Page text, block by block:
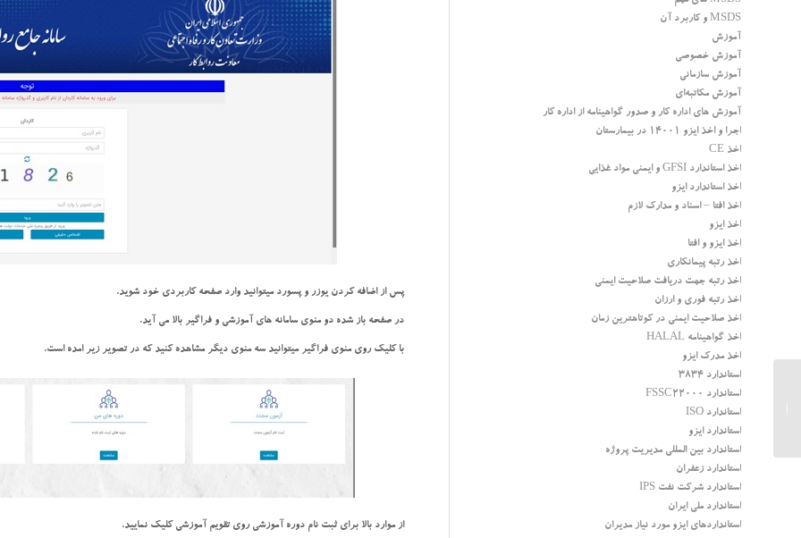
پس از اضافه کردن یوزر و پسورد میتوانید وارد صفحه کاربردی خود شوید.
در صفحه باز شده دو منوی سامانه های آموزشی و فراگیر بالا می آید.
با کلیک روی منوی فراگیر میتوانید سه منوی دیگر مشاهده کنید که در تصویر زیر امده است.
از موارد بالا برای ثبت نام دوره آموزشی روی تقویم آموزشی کلیک نمایید.
MSDS و کاربرد آن
آموزش
آموزش خصوصی
آموزش سازمانی
آموزش مکاتبه‌ای
آموزش های اداره کار و صدور گواهینامه از اداره کار
اجرا و اخذ ایزو 14001 در بیمارستان
اخذ CE
اخذ استاندارد GFSI و ایمنی مواد غذایی
اخذ استاندارد ایزو
اخذ افتا – اسناد و مدارک لازم
اخذ ایزو
اخذ ایزو و افتا
اخذ رتبه پیمانکاری
اخذ رتبه جهت دریافت صلاحیت ایمنی
اخذ رتبه فوری و ارزان
اخذ صلاحیت ایمنی در کوتاهترین زمان
اخذ گواهینامه HALAL
اخذ مدرک ایزو
استاندارد 3834
استاندارد FSSC22000
استاندارد ISO
استاندارد ایزو
استاندارد بین المللی مدیریت پروژه
استاندارد زعفران
استاندارد شرکت نفت IPS
استاندارد ملی ایران
استانداردهای ایزو مورد نیاز مدیران
اخذ استاندارد ایزو برای